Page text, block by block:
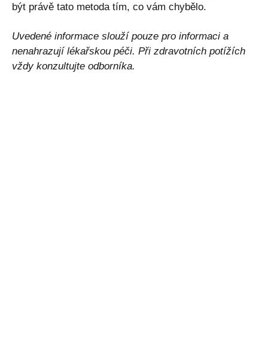
být právě tato metoda tím, co vám chybělo.
Uvedené informace slouží pouze pro informaci a
nenahrazují lékařskou péči. Při zdravotních potížích
vždy konzultujte odborníka.